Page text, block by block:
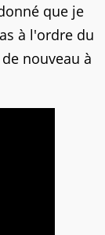
que je
à l'ordre du
nouveau à